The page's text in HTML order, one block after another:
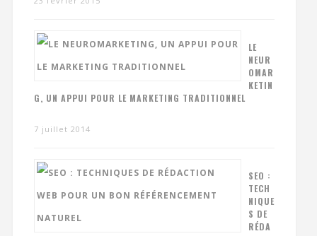
LE
NEUR
OMAR
KETIN
G, UN APPUI POUR LE MARKETING TRADITIONNEL
7 juillet 2014
SEO :
TECH
NIQUE
S DE
RÉDA